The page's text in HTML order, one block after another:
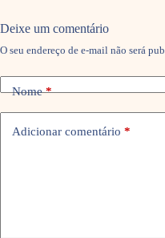
Deixe um comentário
O seu endereço de e-mail não será
Nome*
Adicionar comentário *